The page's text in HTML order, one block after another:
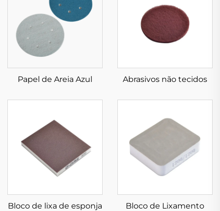
Papel de Areia Azul Abrasivos não tecidos
Bloco de lixa de esponja
Bloco de Lixamento